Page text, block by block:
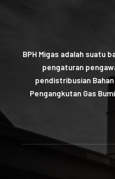
BPH Migas adalah suatu
pengaturan
pendistribusian Bahan
Pengangkutan Gas